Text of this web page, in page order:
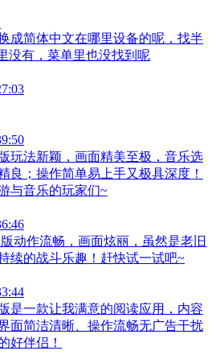
成简体中文在哪里设备的呢，找半
没有，菜单里也没找到呢
玩法新颖，画面精美至极，音乐选
良；操作简单易上手又极具深度！
与音乐的玩家们~
动作流畅，画面炫丽，虽然是老旧
续的战斗乐趣！赶快试一试吧~
是一款让我满意的阅读应用，内容
面简洁清晰、操作流畅无广告干扰
好伴侣！